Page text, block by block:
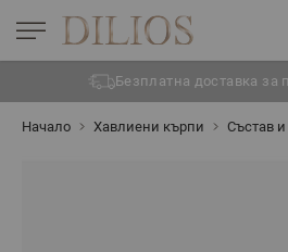
Безплатна доставка за
Начало Хавлиени кърпи Състав